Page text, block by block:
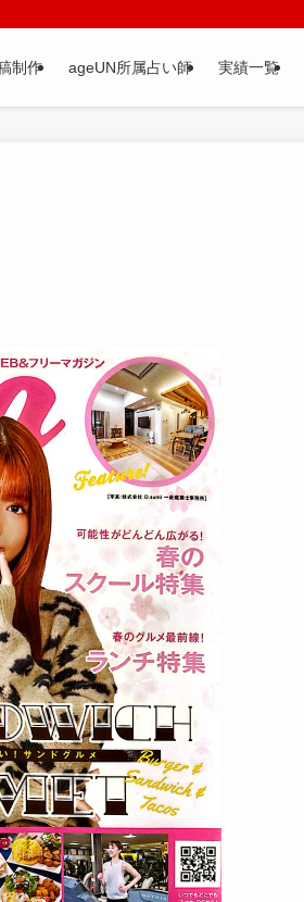
制作 ageUN所属占い師 実績一覧